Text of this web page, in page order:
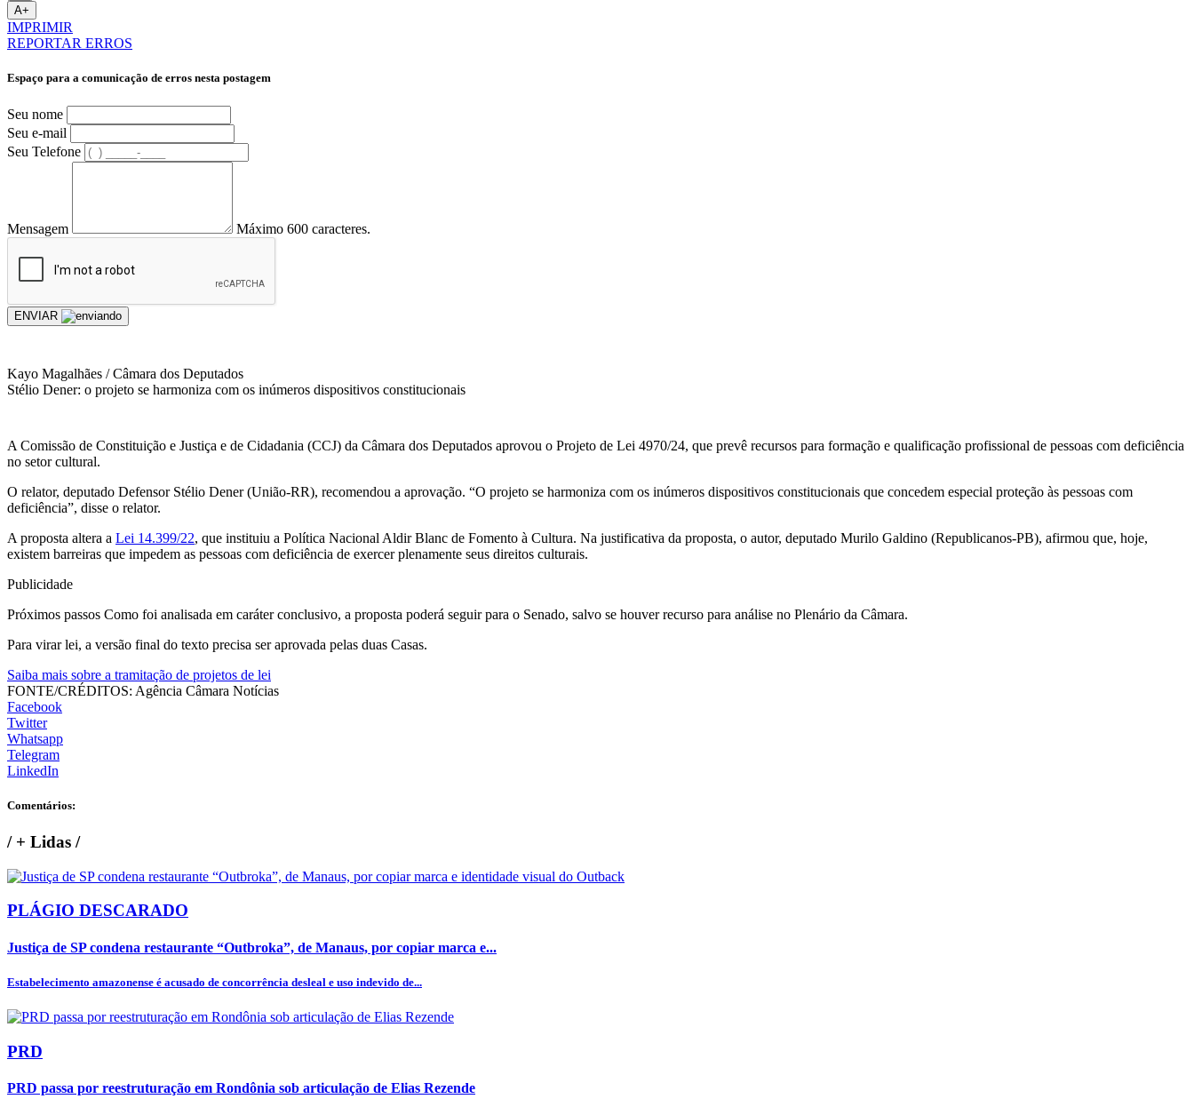
A+
IMPRIMIR
REPORTAR ERROS
Espaço para a comunicação de erros nesta postagem
Seu nome
Seu e-mail
Seu Telefone
Mensagem Máximo 600 caracteres.
ENVIAR
Kayo Magalhães / Câmara dos Deputados
Stélio Dener: o projeto se harmoniza com os inúmeros dispositivos constitucionais
A Comissão de Constituição e Justiça e de Cidadania (CCJ) da Câmara dos Deputados aprovou o Projeto de Lei 4970/24, que prevê recursos para formação e qualificação profissional de pessoas com deficiência
no setor cultural.
O relator, deputado Defensor Stélio Dener (União-RR), recomendou a aprovação. “O projeto se harmoniza com os inúmeros dispositivos constitucionais que concedem especial proteção às pessoas com
deficiência”, disse o relator.
A proposta altera a Lei 14.399/22, que instituiu a Política Nacional Aldir Blanc de Fomento à Cultura. Na justificativa da proposta, o autor, deputado Murilo Galdino (Republicanos-PB), afirmou que, hoje,
existem barreiras que impedem as pessoas com deficiência de exercer plenamente seus direitos culturais.
Publicidade
Próximos passos Como foi analisada em caráter conclusivo, a proposta poderá seguir para o Senado, salvo se houver recurso para análise no Plenário da Câmara.
Para virar lei, a versão final do texto precisa ser aprovada pelas duas Casas.
Saiba mais sobre a tramitação de projetos de lei
FONTE/CRÉDITOS: Agência Câmara Notícias
Facebook
Twitter
Whatsapp
Telegram
LinkedIn
Comentários:
/+ Lidas /
PLÁGIO DESCARADO
Justiça de SP condena restaurante “Outbroka”, de Manaus, por copiar marca e...
Estabelecimento amazonense é acusado de concorrência desleal e uso indevido de...
PRD
PRD passa por reestruturação em Rondônia sob articulação de Elias Rezende